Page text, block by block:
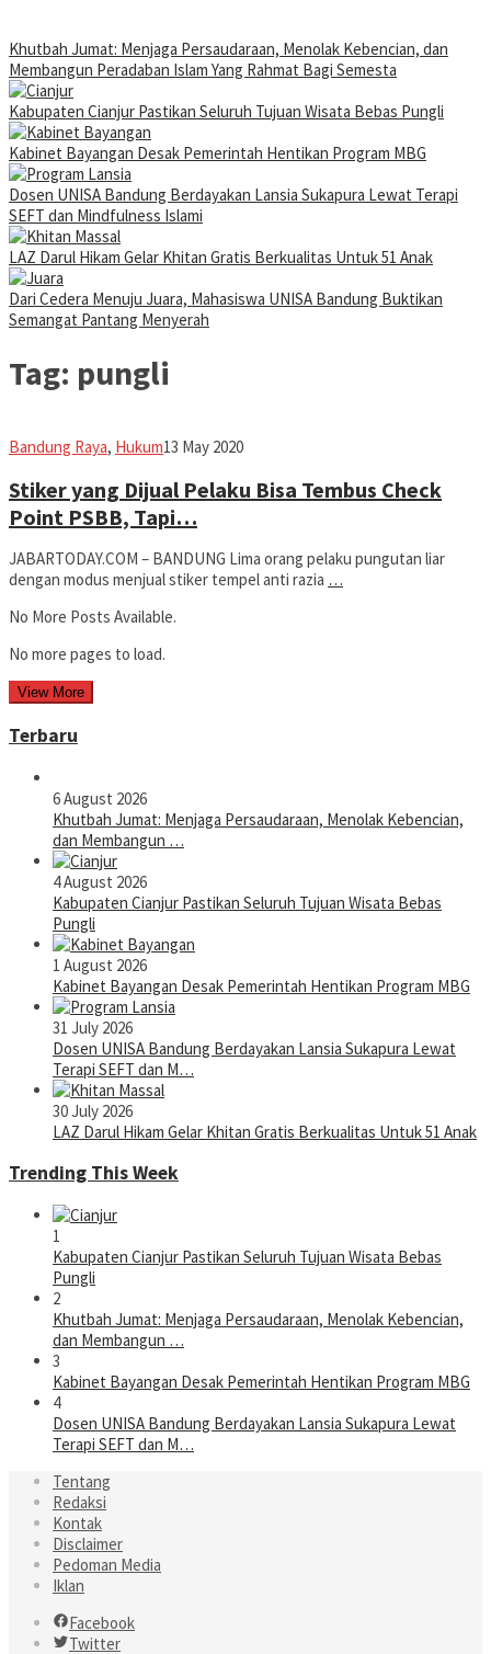
Khutbah Jumat: Menjaga Persaudaraan, Menolak Kebencian, dan
Membangun Peradaban Islam Yang Rahmat Bagi Semesta
Kabupaten Cianjur Pastikan Seluruh Tujuan Wisata Bebas Pungli
Kabinet Bayangan Desak Pemerintah Hentikan Program MBG
Dosen UNISA Bandung Berdayakan Lansia Sukapura Lewat Terapi
SEFT dan Mindfulness Islami
LAZ Darul Hikam Gelar Khitan Gratis Berkualitas Untuk 51 Anak
Dari Cedera Menuju Juara, Mahasiswa UNISA Bandung Buktikan
Semangat Pantang Menyerah
Tag: pungli
Bandung Raya, HukumJabar
13 May 2020
Stiker yang Dijual Pelaku Bisa Tembus Check
Point PSBB, Tapi…
JABARTODAY.COM – BANDUNG Lima orang pelaku pungutan liar
dengan modus menjual stiker tempel anti razia …
No More Posts Available.
No more pages to load.
View More
Terbaru
6 August 2026
Khutbah Jumat: Menjaga Persaudaraan, Menolak Kebencian,
dan Membangun …
4 August 2026
Kabupaten Cianjur Pastikan Seluruh Tujuan Wisata Bebas
Pungli
1 August 2026
Kabinet Bayangan Desak Pemerintah Hentikan Program MBG
31 July 2026
Dosen UNISA Bandung Berdayakan Lansia Sukapura Lewat
Terapi SEFT dan M…
30 July 2026
LAZ Darul Hikam Gelar Khitan Gratis Berkualitas Untuk 51 Anak
Trending This Week
1
Kabupaten Cianjur Pastikan Seluruh Tujuan Wisata Bebas
Pungli
2
Khutbah Jumat: Menjaga Persaudaraan, Menolak Kebencian,
dan Membangun …
3
Kabinet Bayangan Desak Pemerintah Hentikan Program MBG
4
Dosen UNISA Bandung Berdayakan Lansia Sukapura Lewat
Terapi SEFT dan M…
Tentang
Redaksi
Kontak
Disclaimer
Pedoman Media
Iklan
Facebook
Twitter